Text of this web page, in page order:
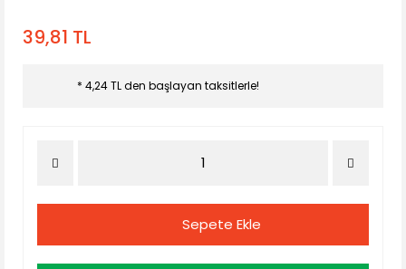
39,81 TL
* 4,24 TL den başlayan taksitlerle!
Sepete Ekle